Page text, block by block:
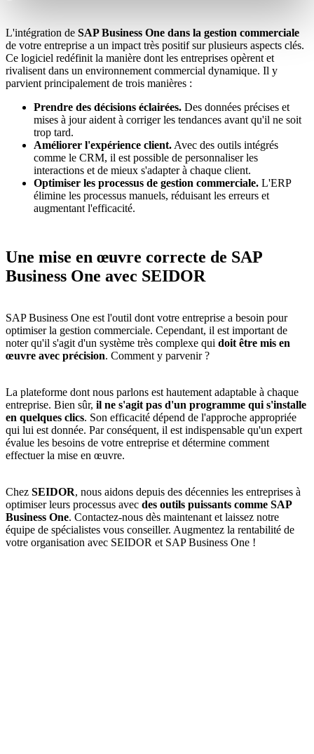
L'intégration de SAP Business One dans la gestion commerciale
de votre entreprise a un impact très positif sur plusieurs aspects clés.
Ce logiciel redéfinit la manière dont les entreprises opèrent et
rivalisent dans un environnement commercial dynamique. Il y
parvient principalement de trois manières :
Prendre des décisions éclairées. Des données précises et
mises à jour aident à corriger les tendances avant qu'il ne soit
trop tard.
Améliorer l'expérience client. Avec des outils intégrés
comme le CRM, il est possible de personnaliser les
interactions et de mieux s'adapter à chaque client.
Optimiser les processus de gestion commerciale. L'ERP
élimine les processus manuels, réduisant les erreurs et
augmentant l'efficacité.
Une mise en œuvre correcte de SAP
Business One avec SEIDOR
SAP Business One est l'outil dont votre entreprise a besoin pour
optimiser la gestion commerciale. Cependant, il est important de
noter qu'il s'agit d'un système très complexe qui doit être mis en
œuvre avec précision. Comment y parvenir ?
La plateforme dont nous parlons est hautement adaptable à chaque
entreprise. Bien sûr, il ne s'agit pas d'un programme qui s'installe
en quelques clics. Son efficacité dépend de l'approche appropriée
qui lui est donnée. Par conséquent, il est indispensable qu'un expert
évalue les besoins de votre entreprise et détermine comment
effectuer la mise en œuvre.
Chez SEIDOR, nous aidons depuis des décennies les entreprises à
optimiser leurs processus avec des outils puissants comme SAP
Business One. Contactez-nous dès maintenant et laissez notre
équipe de spécialistes vous conseiller. Augmentez la rentabilité de
votre organisation avec SEIDOR et SAP Business One !